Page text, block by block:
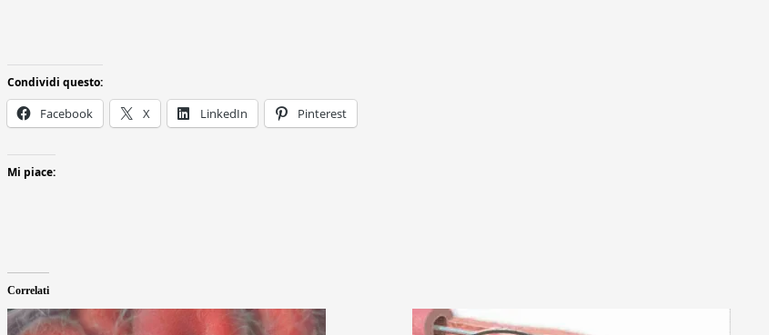
Condividi questo:
Facebook X LinkedIn Pinterest
Mi piace:
Correlati